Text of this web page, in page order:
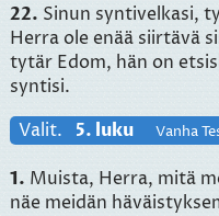
22. Sinun syntivelkasi,
Herra ole enää siirtävä
tytär Edom, hän on
syntisi.
Valit. 5. luku Vanha
1. Muista, Herra, mitä
näe meidän